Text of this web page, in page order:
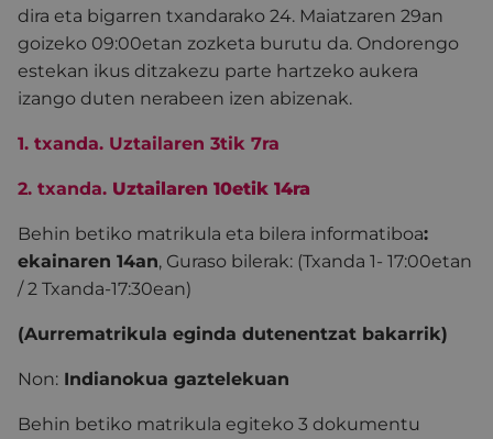
dira eta bigarren txandarako 24. Maiatzaren 29an
goizeko 09:00etan zozketa burutu da. Ondorengo
estekan ikus ditzakezu parte hartzeko aukera
izango duten nerabeen izen abizenak.
1. txanda. Uztailaren 3tik 7ra
2. txanda. Uztailaren 10etik 14ra
Behin betiko matrikula eta bilera informatiboa:
ekainaren 14an, Guraso bilerak: (Txanda 1- 17:00etan
/ 2 Txanda-17:30ean)
(Aurrematrikula eginda dutenentzat bakarrik)
Non: Indianokua gaztelekuan
Behin betiko matrikula egiteko 3 dokumentu